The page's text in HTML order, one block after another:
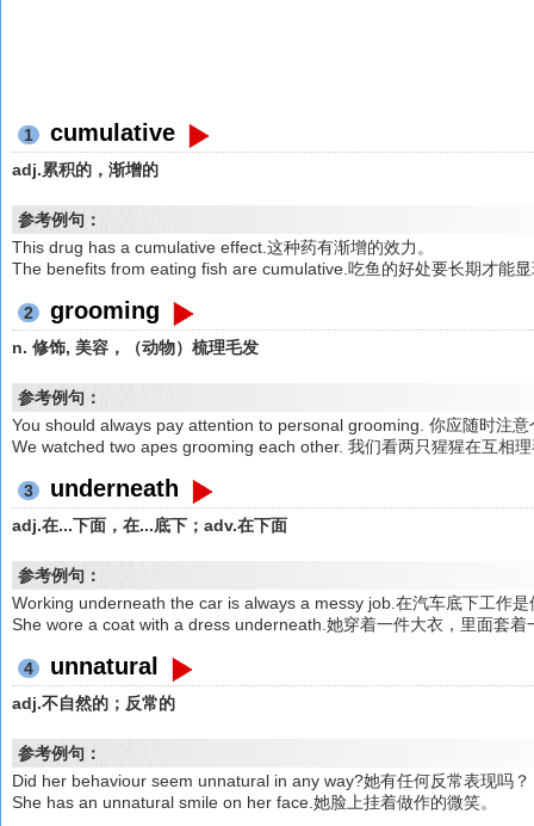
1 cumulative
adj.累积的，渐增的
参考例句：
This drug has a cumulative effect.这种药有渐增的效力。
The benefits from eating fish are cumulative.吃鱼的好处要长期才能
2 grooming
n. 修饰, 美容，（动物）梳理毛发
参考例句：
You should always pay attention to personal grooming. 你应随时注意
We watched two apes grooming each other. 我们看两只猩猩在互相
3 underneath
adj.在...下面，在...底下；adv.在下面
参考例句：
Working underneath the car is always a messy job.在汽车底下工作是
She wore a coat with a dress underneath.她穿着一件大衣，里面套着
4 unnatural
adj.不自然的；反常的
参考例句：
Did her behaviour seem unnatural in any way?她有任何反常表现吗？
She has an unnatural smile on her face.她脸上挂着做作的微笑。